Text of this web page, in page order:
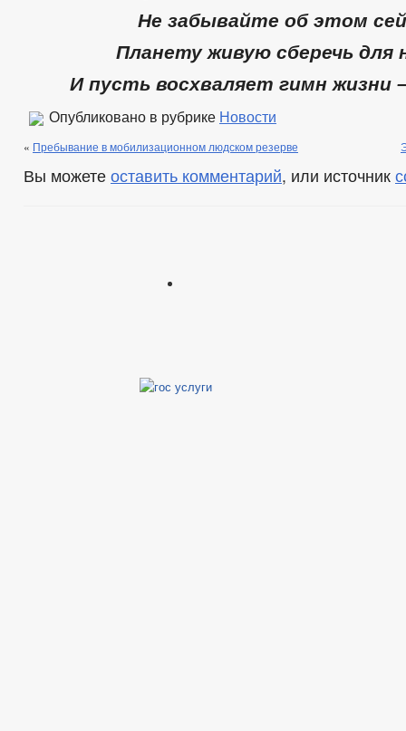
Не забывайте об этом
Планету живую сберечь для
И пусть восхваляет гимн жизни
Опубликовано в рубрике Новости
« Пребывание в мобилизационном людском резерве
Вы можете оставить комментарий, или источник